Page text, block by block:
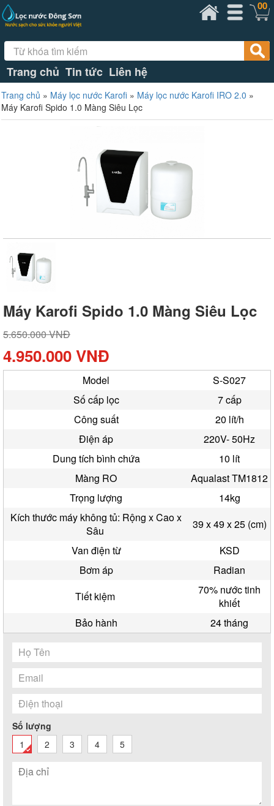
Trang chủ Tin tức Liên hệ
00
Trang chủ » Máy lọc nước Karofi » Máy lọc nước Karofi IRO 2.0 »
Máy Karofi Spido 1.0 Màng Siêu Lọc
Máy Karofi Spido 1.0 Màng Siêu Lọc
5.650.000 VNĐ
4.950.000 VNĐ
Model
S-S027
Số cấp lọc
7 cấp
Công suất
20 lít/h
Điện áp
220V- 50Hz
Dung tích bình chứa
10 lít
Màng RO
Aqualast TM1812
Trọng lượng
14kg
Kích thước máy không tủ: Rộng x Cao x
Sâu
39 x 49 x 25 (cm)
Van điện từ
KSD
Bơm áp
Radian
Tiết kiệm
70% nước tinh
khiết
Bảo hành
24 tháng
Số lượng
1
2 3 4 5